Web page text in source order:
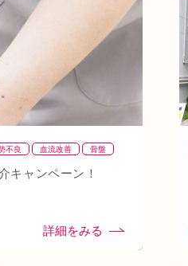
不良 血流改善
骨盤
キャンペーン！